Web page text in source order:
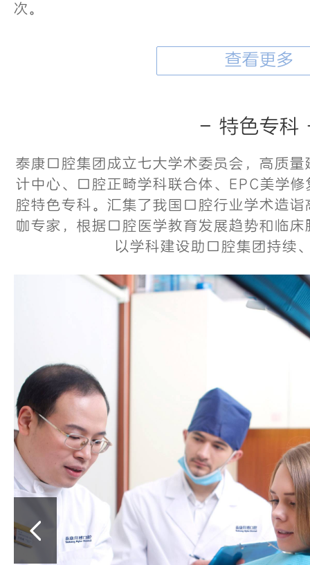
次。
查看更多
- 特色专
泰康口腔集团成立七大学术委员会，高质
计中心、口腔正畸学科联合体、EPC美学
腔特色专科。汇集了我国口腔行业学术造
咖专家，根据口腔医学教育发展趋势和临
以学科建设助口腔集团持续